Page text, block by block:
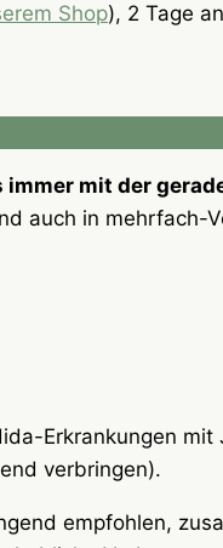
Shop), 2 Tage
mit der
auch in mehrfach-
Erkrankungen mit
verbringen).
empfohlen,